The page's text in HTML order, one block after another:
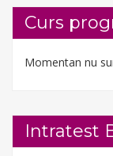
Curs
Momentan nu
Intratest